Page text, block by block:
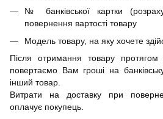
№ банківської картки
повернення вартості товару
Модель товару, на яку хочете
Після отримання товару
повертаємо Вам гроші на
інший товар.
Витрати на доставку при
оплачує покупець.